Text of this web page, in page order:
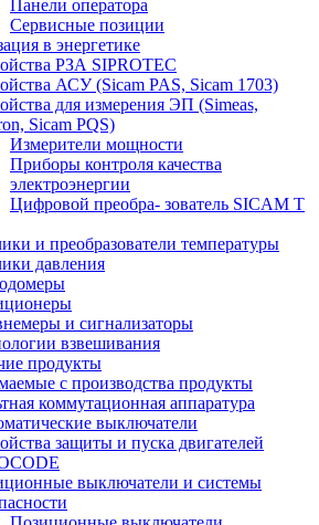
Панели оператора
Сервисные позиции
в энергетике
РЗА SIPROTEC
АСУ (Sicam PAS, Sicam 1703)
для измерения ЭП (Simeas,
Sicam PQS)
Измерители мощности
Приборы контроля качества
электроэнергии
Цифровой преобра- зователь SICAM T
и преобразователи температуры
давления
и сигнализаторы
взвешивания
продукты
с производства продукты
коммутационная аппаратура
выключатели
защиты и пуска двигателей
выключатели и системы